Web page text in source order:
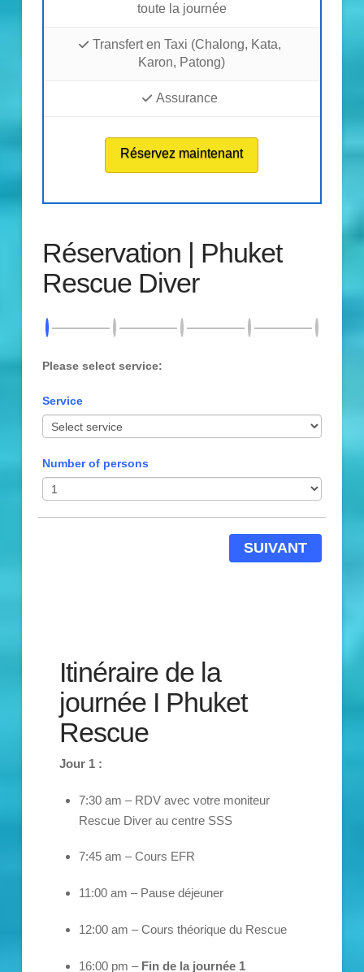
toute la journée
Transfert en Taxi (Chalong, Kata,
Karon, Patong)
Assurance
Réservez maintenant
Réservation | Phuket
Rescue Diver
Please select service:
Service
Number of persons
SUIVANT
Itinéraire de la
journée I Phuket
Rescue
Jour 1 :
7:30 am – RDV avec votre moniteur
Rescue Diver au centre SSS
7:45 am – Cours EFR
11:00 am – Pause déjeuner
12:00 am – Cours théorique du Rescue
16:00 pm – Fin de la journée 1